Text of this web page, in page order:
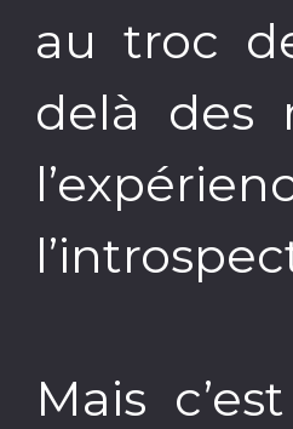
au troc
delà des
Mais